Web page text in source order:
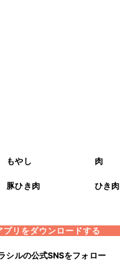
もやし 肉
豚ひき肉 ひき肉
プリをダウンロードする
シルの公式SNSをフォロー